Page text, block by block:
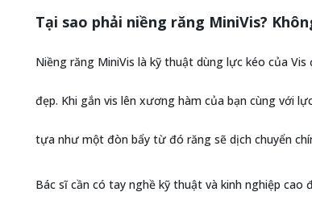
Tại sao phải niềng răng MiniVis?
Niềng răng MiniVis là kỹ thuật dùng lực kéo của
đẹp. Khi gắn vis lên xương hàm của bạn cùng với
tựa như một đòn bẩy từ đó răng sẽ dịch chuyển
Bác sĩ cần có tay nghề kỹ thuật và kinh nghiệp